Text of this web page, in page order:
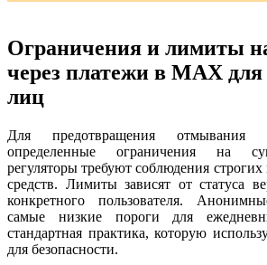
Ограничения и лимиты
через платежи в MAX
лиц
Для предотвращения отмывания
определенные ограничения на
регуляторы требуют соблюдения
средств. Лимиты зависят от статуса
конкретного пользователя.
самые низкие пороги для
стандартная практика, которую
для безопасности.